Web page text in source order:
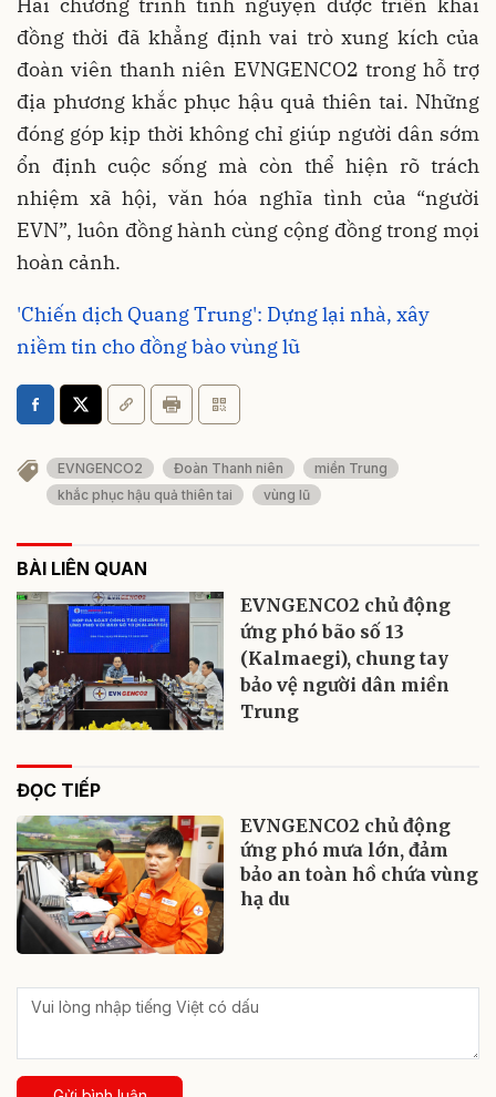
đồng thời đã khẳng định vai trò xung kích của
đoàn viên thanh niên EVNGENCO2 trong hỗ trợ
địa phương khắc phục hậu quả thiên tai. Những
đóng góp kịp thời không chỉ giúp người dân sớm
ổn định cuộc sống mà còn thể hiện rõ trách
nhiệm xã hội, văn hóa nghĩa tình của “người
EVN”, luôn đồng hành cùng cộng đồng trong mọi
hoàn cảnh.
'Chiến dịch Quang Trung': Dựng lại nhà, xây
niềm tin cho đồng bào vùng lũ
EVNGENCO2 Đoàn Thanh niên
miền Trung
khắc phục hậu quả thiên tai
vùng lũ
BÀI LIÊN QUAN
EVNGENCO2 chủ động
ứng phó bão số 13
(Kalmaegi), chung tay
bảo vệ người dân miền
Trung
ĐỌC TIẾP
EVNGENCO2 chủ động
ứng phó mưa lớn, đảm
bảo an toàn hồ chứa vùng
hạ du